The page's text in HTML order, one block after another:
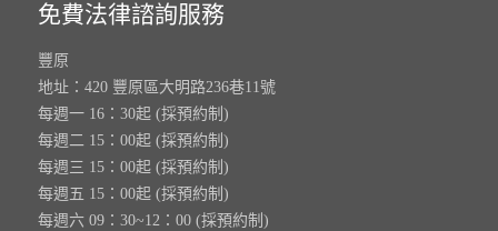
免費法律諮詢服務
豐原
地址：420 豐原區大明路236巷11號
每週一 16：30起 (採預約制)
每週二 15：00起 (採預約制)
每週三 15：00起 (採預約制)
每週五 15：00起 (採預約制)
每週六 09：30~12：00 (採預約制)